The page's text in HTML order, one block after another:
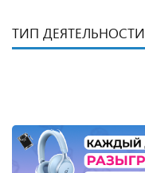
ТИП ДЕЯТЕЛЬНОСТИ